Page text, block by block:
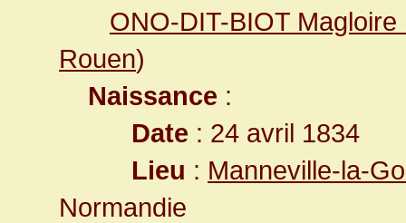
ONO-DIT-BIOT Magloire
Rouen)
Naissance :
Date : 24 avril 1834
Lieu : Manneville-la-
Normandie